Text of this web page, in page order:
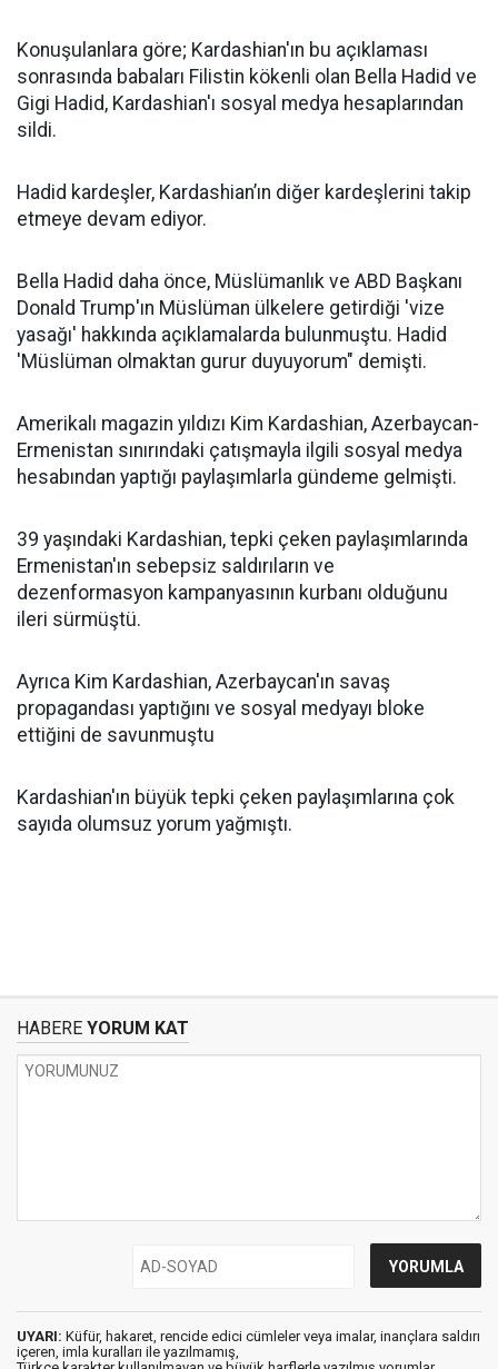
Konuşulanlara göre; Kardashian'ın bu açıklaması
sonrasında babaları Filistin kökenli olan Bella Hadid ve
Gigi Hadid, Kardashian'ı sosyal medya hesaplarından
sildi.
Hadid kardeşler, Kardashian’ın diğer kardeşlerini takip
etmeye devam ediyor.
Bella Hadid daha önce, Müslümanlık ve ABD Başkanı
Donald Trump'ın Müslüman ülkelere getirdiği 'vize
yasağı' hakkında açıklamalarda bulunmuştu. Hadid
'Müslüman olmaktan gurur duyuyorum" demişti.
Amerikalı magazin yıldızı Kim Kardashian, Azerbaycan-
Ermenistan sınırındaki çatışmayla ilgili sosyal medya
hesabından yaptığı paylaşımlarla gündeme gelmişti.
39 yaşındaki Kardashian, tepki çeken paylaşımlarında
Ermenistan'ın sebepsiz saldırıların ve
dezenformasyon kampanyasının kurbanı olduğunu
ileri sürmüştü.
Ayrıca Kim Kardashian, Azerbaycan'ın savaş
propagandası yaptığını ve sosyal medyayı bloke
ettiğini de savunmuştu
Kardashian'ın büyük tepki çeken paylaşımlarına çok
sayıda olumsuz yorum yağmıştı.
HABERE YORUM KAT
UYARI: Küfür, hakaret, rencide edici cümleler veya imalar, inançlara saldırı
içeren, imla kuralları ile yazılmamış,